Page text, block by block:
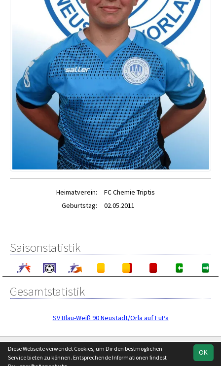
Heimatverein:
FC Chemie Triptis
Geburtstag:
02.05.2011
Saisonstatistik
Gesamtstatistik
SV Blau-Weiß 90 Neustadt/Orla auf FuPa
soccero.de
OK
Diese Webseite verwendet Cookies, um Dir den bestmöglichen
Service bieten zu können. Entsprechende Informationen findest